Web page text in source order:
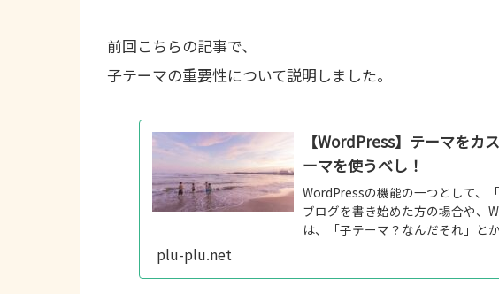
前回こちらの記事で、
子テーマの重要性について説明しました。
【WordPress】テーマをカ
ーマを使うべし！
WordPressの機能の一つとして、
ブログを書き始めた方の場合や、
は、「子テーマ？なんだそれ」と
plu-plu.net